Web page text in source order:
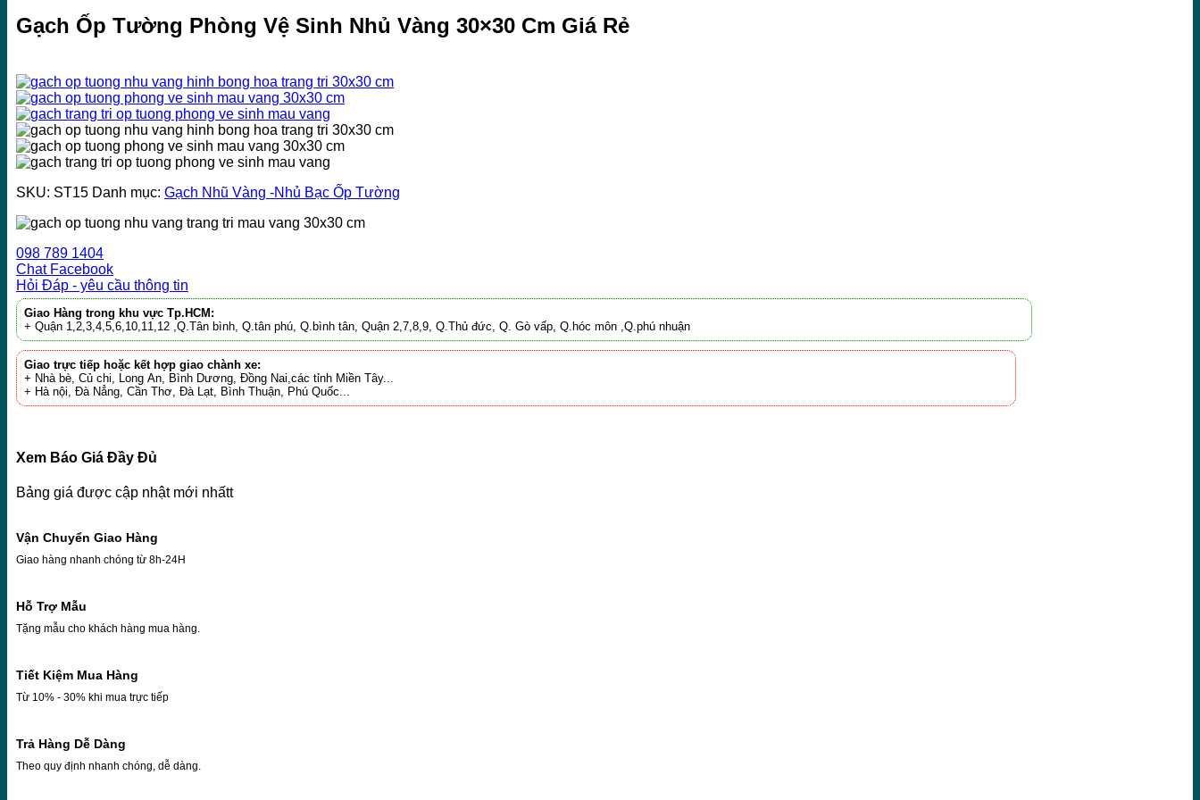
Gạch Ốp Tường Phòng Vệ Sinh Nhủ Vàng 30×30 Cm Giá Rẻ
SKU: ST15 Danh mục: Gạch Nhũ Vàng -Nhủ Bạc Ốp Tường
098 789 1404
Chat Facebook
Hỏi Đáp - yêu cầu thông tin
Giao Hàng trong khu vực Tp.HCM:
+ Quận 1,2,3,4,5,6,10,11,12 ,Q.Tân bình, Q.tân phú, Q.bình tân, Quận 2,7,8,9, Q.Thủ đức, Q. Gò vấp, Q.hóc môn ,Q.phú nhuận
Giao trực tiếp hoặc kết hợp giao chành xe:
+ Nhà bè, Củ chi, Long An, Bình Dương, Đồng Nai,các tỉnh Miền Tây...
+ Hà nội, Đà Nẳng, Cần Thơ, Đà Lạt, Bình Thuận, Phú Quốc...
Xem Báo Giá Đầy Đủ
Bảng giá được cập nhật mới nhấtt
Vận Chuyển Giao Hàng
Giao hàng nhanh chóng từ 8h-24H
Hỗ Trợ Mẫu
Tặng mẫu cho khách hàng mua hàng.
Tiết Kiệm Mua Hàng
Từ 10% - 30% khi mua trực tiếp
Trả Hàng Dễ Dàng
Theo quy định nhanh chóng, dễ dàng.